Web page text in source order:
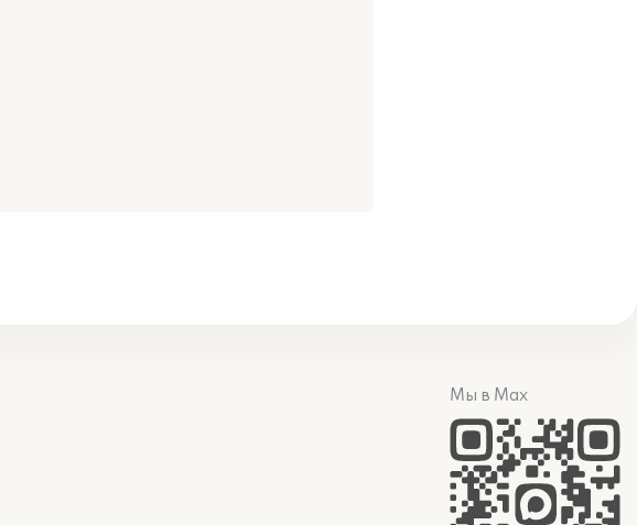
Мы в Max